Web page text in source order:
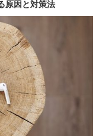
原因と対策法